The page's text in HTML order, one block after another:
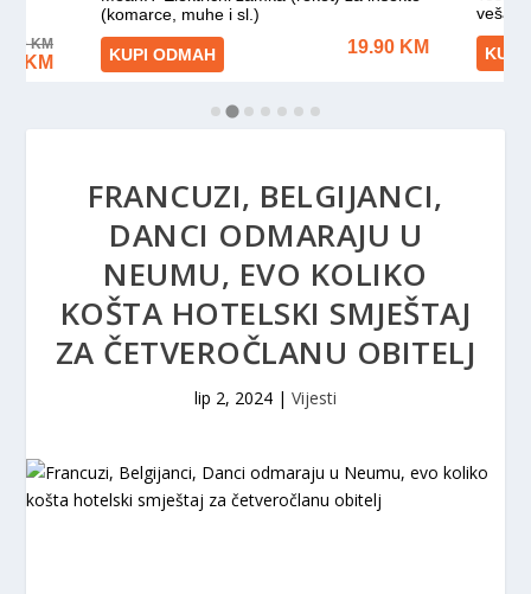
FRANCUZI, BELGIJANCI,
DANCI ODMARAJU U
NEUMU, EVO KOLIKO
KOŠTA HOTELSKI SMJEŠTAJ
ZA ČETVEROČLANU OBITELJ
lip 2, 2024 | Vijesti